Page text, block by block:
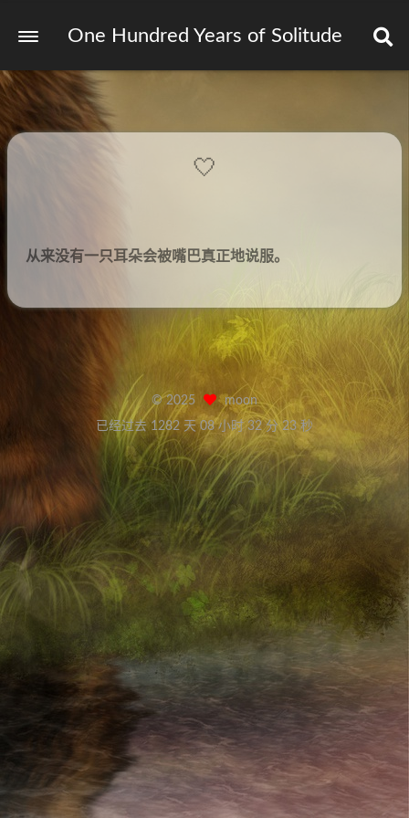
One Hundred Years of Solitude
🤍
从来没有一只耳朵会被嘴巴真正地说服。
©2025
moon
已经过去 1282 天08 小时 32 分 23 秒